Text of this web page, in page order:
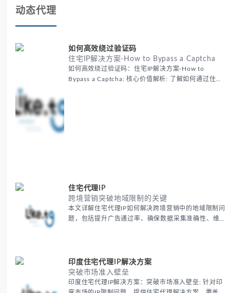
动态代理
如何高效绕过验证码
住宅IP解决方案-How to Bypass a Captcha
如何高效绕过验证码：住宅IP解决方案-How to
Bypass a Captcha: 核心价值解析: 了解如何通过住宅
住宅代理IP
跨境营销突破地域限制的关键
本文详解住宅代理IP如何解决跨境营销中的地域限制问
题，包括提升广告通过率、确保数据采集准确性、维护
印度住宅代理IP解决方案
突破市场准入壁垒
印度住宅代理IP解决方案：突破市场准入壁垒: 针对印